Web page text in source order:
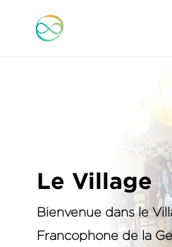
Le Village
Bienvenue dans le
Francophone de la